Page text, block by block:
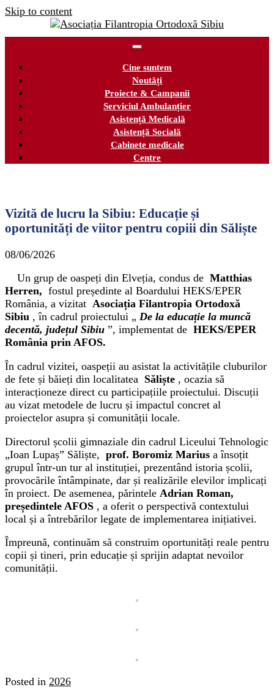
Skip to content
Cine suntem
Noutăți
Proiecte & Campanii
Serviciul Ambulanțier
Asistență Medicală
Asistență Socială
Cabinete medicale
Centre
Vizită de lucru la Sibiu: Educație și
oportunități de viitor pentru copiii din Săliște
08/06/2026
Un grup de oaspeți din Elveția, condus de Matthias
Herren, fostul președinte al Boardului HEKS/EPER
România, a vizitat Asociația Filantropia Ortodoxă
Sibiu , în cadrul proiectului „ De la educație la muncă
decentă, județul Sibiu ”, implementat de HEKS/EPER
România prin AFOS.
În cadrul vizitei, oaspeții au asistat la activitățile cluburilor
de fete și băieți din localitatea Săliște , ocazia să
interacționeze direct cu participațiile proiectului. Discuții
au vizat metodele de lucru și impactul concret al
proiectelor asupra și comunității locale.
Directorul școlii gimnaziale din cadrul Liceului Tehnologic
„Ioan Lupaș” Săliște, prof. Boromiz Marius a însoțit
grupul într-un tur al instituției, prezentând istoria școlii,
provocările întâmpinate, dar și realizările elevilor implicați
în proiect. De asemenea, părintele Adrian Roman,
președintele AFOS , a oferit o perspectivă contextului
local și a întrebărilor legate de implementarea inițiativei.
Împreună, continuăm să construim oportunități reale pentru
copii și tineri, prin educație și sprijin adaptat nevoilor
comunității.
Posted in 2026